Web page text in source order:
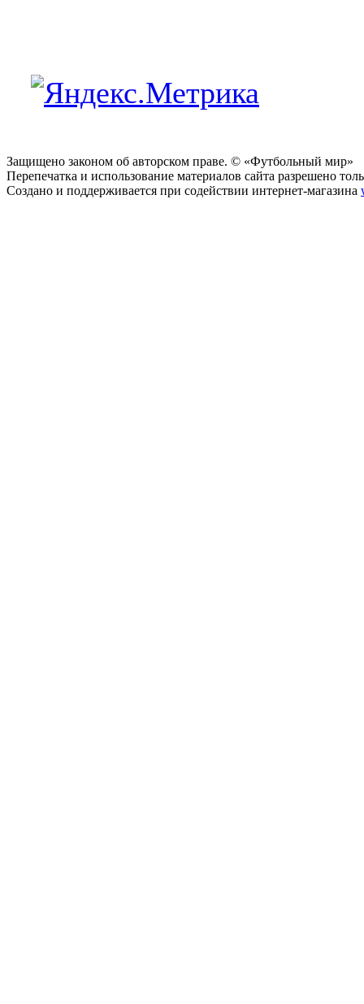
Защищено законом об авторском праве. © «Футбольный мир»
Перепечатка и использование материалов сайта разрешено
Создано и поддерживается при содействии интернет-магазина